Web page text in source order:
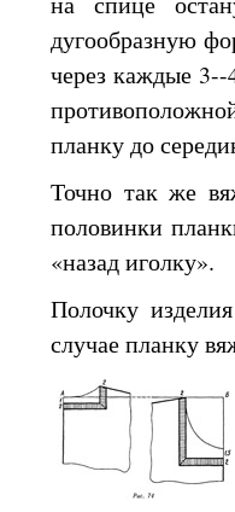
дугообразную
через каждые
планкудо
Точно так же
половинки
«назад иголку».
Полочку изделия
случае планку